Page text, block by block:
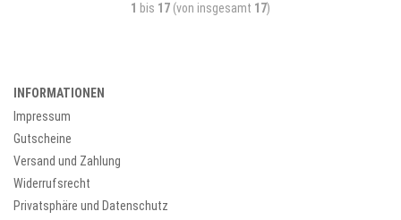
1 bis 17 (von insgesamt 17)
INFORMATIONEN
Impressum
Gutscheine
Versand und Zahlung
Widerrufsrecht
Privatsphäre und Datenschutz